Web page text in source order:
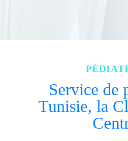
Service de
Tunisie, la